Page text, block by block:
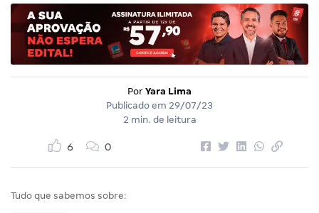
Por Yara Lima
Publicado em 29/07/23
2 min. de leitura
6 0
Tudo que sabemos sobre: